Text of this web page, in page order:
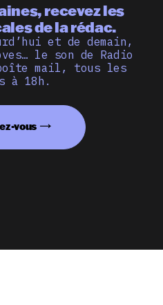
recevez les
de la rédac.
et de demain,
le son de Radio
mail, tous les
à 18h.
vous